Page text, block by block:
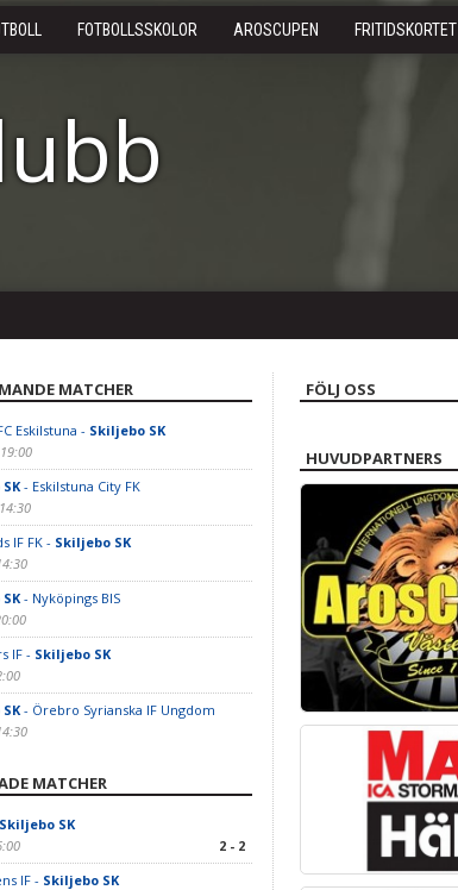
FOTBOLLSSKOLOR AROSCUPEN FRITIDSKORTET
MATCHER
Eskilstuna - Skiljebo SK
- Eskilstuna City FK
IF FK - Skiljebo SK
- Nyköpings BIS
IF - Skiljebo SK
- Örebro Syrianska IF Ungdom
MATCHER
Skiljebo SK
2 - 2
IF - Skiljebo SK
FÖLJ OSS
HUVUDPARTNERS